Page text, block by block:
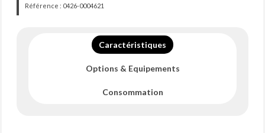
Référence : 0426-0004621
Caractéristiques
Options & Equipements
Consommation